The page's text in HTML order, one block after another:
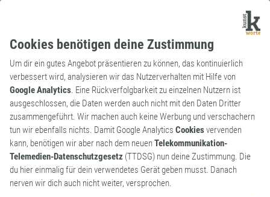
Cookies benötigen deine Zustimmung
Um dir ein gutes Angebot präsentieren zu können, das kontinuierlich
verbessert wird, analysieren wir das Nutzerverhalten mit Hilfe von
Google Analytics. Eine Rückverfolgbarkeit zu einzelnen Nutzern ist
ausgeschlossen, die Daten werden auch nicht mit den Daten Dritter
zusammengeführt. Wir machen auch keine Werbung und verschachern
tun wir ebenfalls nichts. Damit Google Analytics Cookiesvervenden
kann, benötigen wir aber nach dem neuenTelekommunikation-
Telemedien-Datenschutzgesetz (TTDSG) nun deine Zustimmung. Die
du hier einmalig für dein verwendetes Gerät geben musst. Danach
nerven wir dich auch nicht weiter, versprochen.
Kunstwort
Substantiv
Supermanie
Der Zwang, alle Adjektive mit „super”
vollzukleistern. Das schmeckt ja super-
lecker. Morgen wird es super-warm. Das